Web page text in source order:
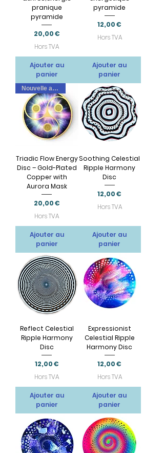
pranique
pyramide
Prix
20,00 €
Hors TVA
Ajouter au
panier
pyramide
Prix
12,00 €
Hors TVA
Ajouter au
panier
Nouvelle arrivee
Triadic Flow Energy
Disc – Gold-Plated
Copper with
Aurora Mask
Prix
20,00 €
Hors TVA
Ajouter au
panier
Soothing Celestial
Ripple Harmony
Disc
Prix
12,00 €
Hors TVA
Ajouter au
panier
Reflect Celestial
Ripple Harmony
Disc
Prix
12,00 €
Hors TVA
Ajouter au
panier
Expressionist
Celestial Ripple
Harmony Disc
Prix
12,00 €
Hors TVA
Ajouter au
panier